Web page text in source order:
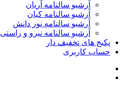
آرشیو سالنامه آریان
آرشیو سالنامه کیان
آرشیو سالنامه نور دانش
آرشیو سالنامه نیرو و راستی
پکیج های تخفیف دار
حساب کاربری